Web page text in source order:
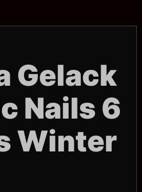
Gelack
Nails 6
Winter